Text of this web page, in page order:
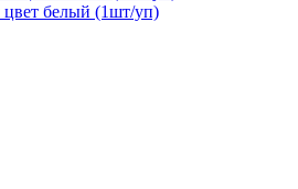
белый (1шт/уп)